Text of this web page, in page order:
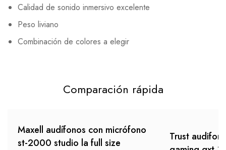
Calidad de sonido inmersivo excelente
Peso liviano
Combinación de colores a elegir
Comparación rápida
Maxell audífonos con micrófono
st-2000 studio la full size
Trust